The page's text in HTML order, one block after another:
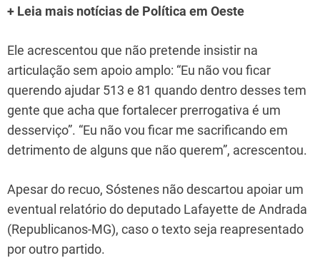
+ Leia mais notícias de Política em Oeste
Ele acrescentou que não pretende insistir na
articulação sem apoio amplo: “Eu não vou ficar
querendo ajudar 513 e 81 quando dentro desses tem
gente que acha que fortalecer prerrogativa é um
desserviço”. “Eu não vou ficar me sacrificando em
detrimento de alguns que não querem”, acrescentou.
Apesar do recuo, Sóstenes não descartou apoiar um
eventual relatório do deputado Lafayette de Andrada
(Republicanos-MG), caso o texto seja reapresentado
por outro partido.